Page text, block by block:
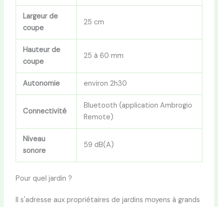
Largeur de
coupe
25 cm
Hauteur de
coupe
25 à 60 mm
Autonomie environ 2h30
Connectivité
Bluetooth (application Ambrogio
Remote)
Niveau
sonore
59 dB(A)
Pour quel jardin ?
Il s'adresse aux propriétaires de jardins moyens à grands